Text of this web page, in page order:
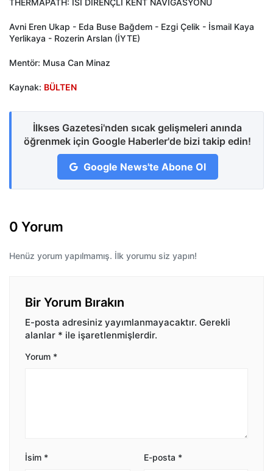
THERMAPATH: ISI DİRENÇLİ KENT NAVİGASYONU
Avni Eren Ukap - Eda Buse Bağdem - Ezgi Çelik - İsmail Kaya
Yerlikaya - Rozerin Arslan (İYTE)
Mentör: Musa Can Minaz
Kaynak: BÜLTEN
İlkses Gazetesi'nden sıcak gelişmeleri anında
öğrenmek için Google Haberler'de bizi takip edin!
Google News'te Abone Ol
0 Yorum
Henüz yorum yapılmamış. İlk yorumu siz yapın!
Bir Yorum Bırakın
E-posta adresiniz yayımlanmayacaktır. Gerekli
alanlar * ile işaretlenmişlerdir.
Yorum *
İsim * E-posta *